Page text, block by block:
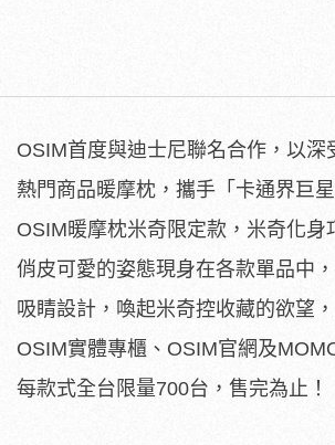
OSIM首度與迪士尼聯名合作，以深
熱門商品暖摩枕，攜手「卡通界巨
OSIM暖摩枕米奇限定款，米奇化身
俏皮可愛的姿態現身在各款單品中
吸睛設計，喚起米奇控收藏的欲望
OSIM實體專櫃、OSIM官網及
每款式全台限量700台，售完為止！